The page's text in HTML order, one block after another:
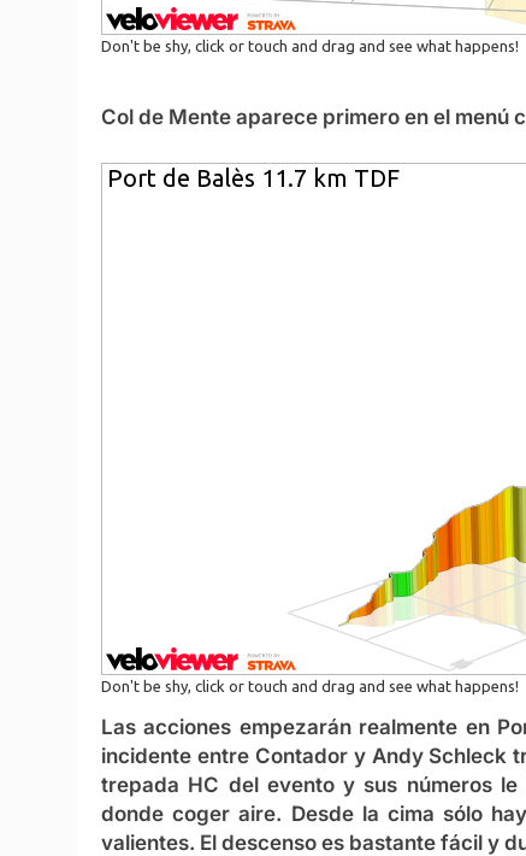
Col de Mente aparece primero en el menú
Las acciones empezarán realmente en
incidente entre Contador y Andy Schleck
trepada HC del evento y sus números
donde coger aire. Desde la cima sólo
valientes. El descenso es bastante fácil y